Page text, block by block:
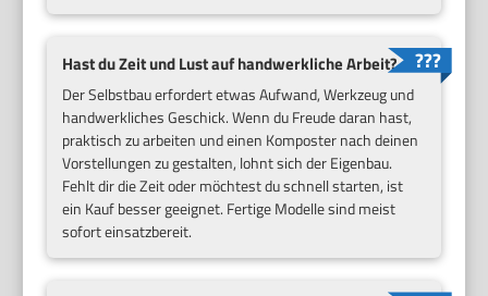
Hast du Zeit und Lust auf handwerkliche Arbeit?
Der Selbstbau erfordert etwas Aufwand, Werkzeug und
handwerkliches Geschick. Wenn du Freude daran hast,
praktisch zu arbeiten und einen Komposter nach deinen
Vorstellungen zu gestalten, lohnt sich der Eigenbau.
Fehlt dir die Zeit oder möchtest du schnell starten, ist
ein Kauf besser geeignet. Fertige Modelle sind meist
sofort einsatzbereit.